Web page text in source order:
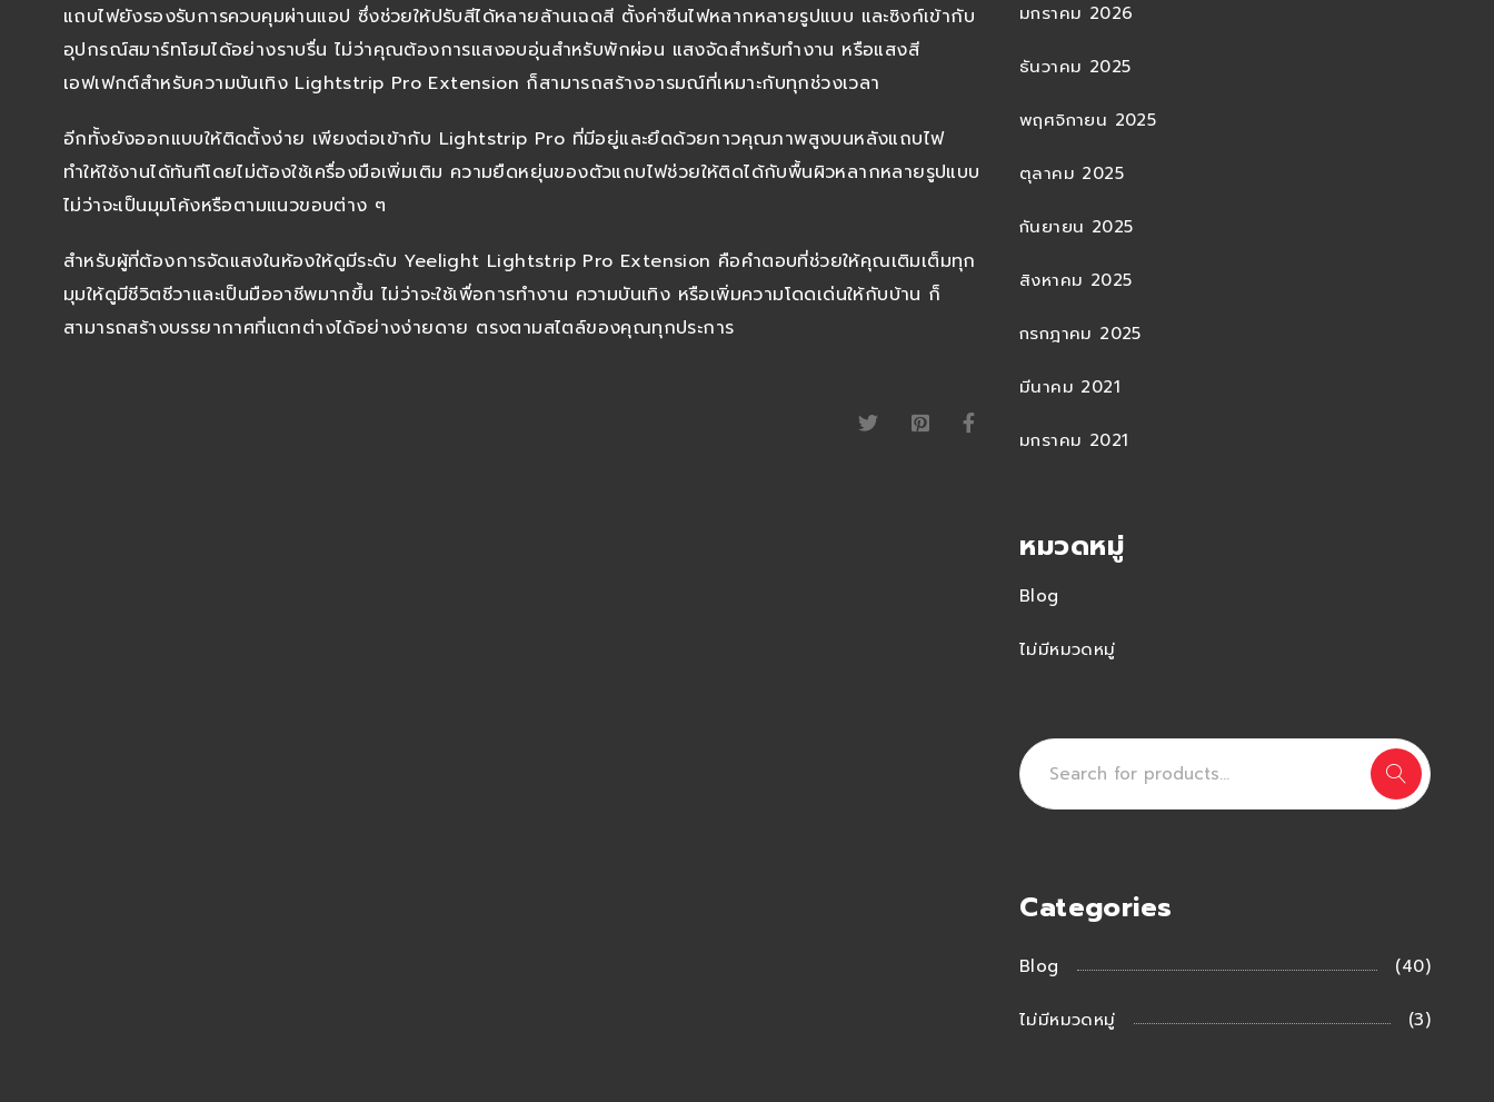
แถบไฟยังรองรับการควบคุมผ่านแอป ซึ่งช่วยให้ปรับสีได้หลายล้านเฉดสี ตั้งค่าซีนไฟหลากหลายรูปแบบ และซิงก์เข้ากับ
อุปกรณ์สมาร์ทโฮมได้อย่างราบรื่น ไม่ว่าคุณต้องการแสงอบอุ่นสำหรับพักผ่อน แสงจัดสำหรับทำงาน หรือแสงสี
เอฟเฟกต์สำหรับความบันเทิง Lightstrip Pro Extension ก็สามารถสร้างอารมณ์ที่เหมาะกับทุกช่วงเวลา
อีกทั้งยังออกแบบให้ติดตั้งง่าย เพียงต่อเข้ากับ Lightstrip Pro ที่มีอยู่และยึดด้วยกาวคุณภาพสูงบนหลังแถบไฟ
ทำให้ใช้งานได้ทันทีโดยไม่ต้องใช้เครื่องมือเพิ่มเติม ความยืดหยุ่นของตัวแถบไฟช่วยให้ติดได้กับพื้นผิวหลากหลายรูปแบบ
ไม่ว่าจะเป็นมุมโค้งหรือตามแนวขอบต่าง ๆ
สำหรับผู้ที่ต้องการจัดแสงในห้องให้ดูมีระดับ Yeelight Lightstrip Pro Extension คือคำตอบที่ช่วยให้คุณเติมเต็มทุก
มุมให้ดูมีชีวิตชีวาและเป็นมืออาชีพมากขึ้น ไม่ว่าจะใช้เพื่อการทำงาน ความบันเทิง หรือเพิ่มความโดดเด่นให้กับบ้าน ก็
สามารถสร้างบรรยากาศที่แตกต่างได้อย่างง่ายดาย ตรงตามสไตล์ของคุณทุกประการ
มกราคม 2026
ธันวาคม 2025
พฤศจิกายน 2025
ตุลาคม 2025
กันยายน 2025
สิงหาคม 2025
กรกฎาคม 2025
มีนาคม 2021
มกราคม 2021
หมวดหมู่
Blog
ไม่มีหมวดหมู่
Categories
Blog (40)
ไม่มีหมวดหมู่ (3)